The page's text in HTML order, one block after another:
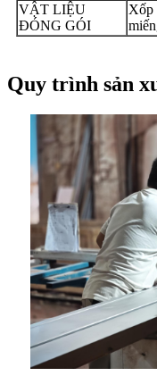
VẬT LIỆU
ĐÓNG GÓI
Xốp
Quy trình sản